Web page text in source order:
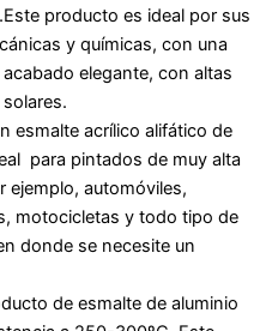
producto es ideal por sus
y químicas, con una
elegante, con altas
esmalte acrílico alifático de
para pintados de muy alta
ejemplo, automóviles,
motocicletas y todo tipo de
donde se necesite un
de esmalte de aluminio